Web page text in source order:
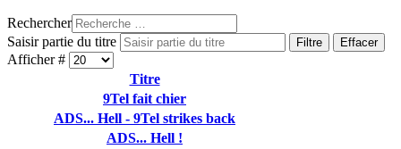
Rechercher
Saisir partie du titre
Filtre Effacer
Afficher #
Titre
9Tel fait chier
ADS... Hell - 9Tel strikes back
ADS... Hell !